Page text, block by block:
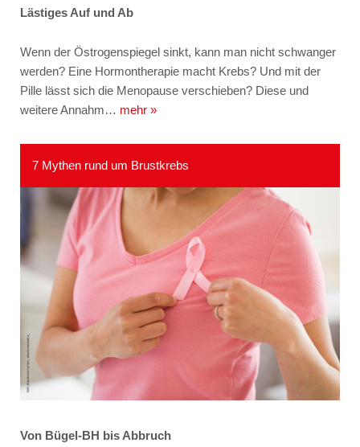
Lästiges Auf und Ab
Wenn der Östrogenspiegel sinkt, kann man nicht schwanger
werden? Eine Hormontherapie macht Krebs? Und mit der
Pille lässt sich die Menopause verschieben? Diese und
weitere Annahm… mehr »
7 Mythen rund um Brustkrebs
Von Bügel-BH bis Abbruch